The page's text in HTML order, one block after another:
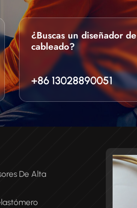
¿Buscas un diseñador de
cableado?
+86 13028890051
De Alta